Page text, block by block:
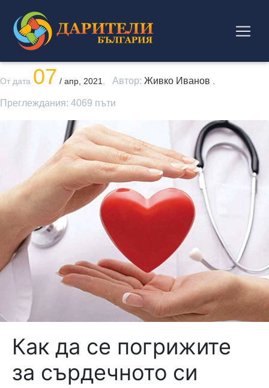
От дата 07 / апр, 2021 Автор: Живко Иванов ,
Преглеждания: 4069 пъти
Как да се погрижите
за сърдечното си